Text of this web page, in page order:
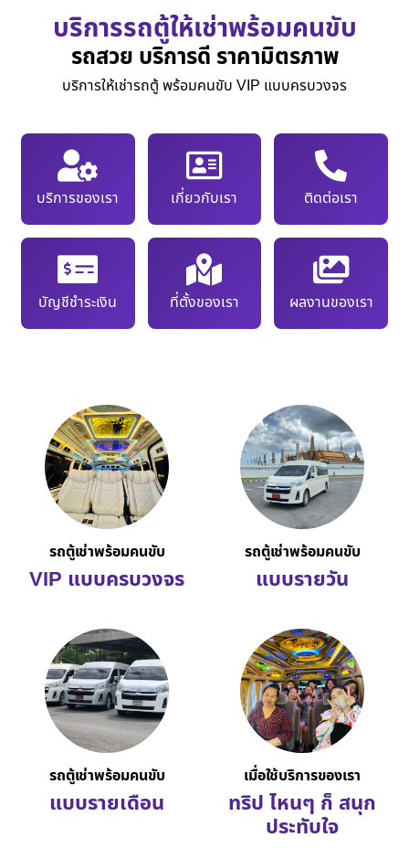
บริการรถตู้ให้เช่าพร้อมคนขับ
รถสวย บริการดี ราคามิตรภาพ
บริการให้เช่ารถตู้ พร้อมคนขับ VIP แบบครบวงจร
บริการของเรา เกี่ยวกับเรา ติดต่อเรา
บัญชีชำระเงิน ที่ตั้งของเรา ผลงานของเรา
รถตู้เช่าพร้อมคนขับ
VIP แบบครบวงจร
รถตู้เช่าพร้อมคนขับ
แบบรายวัน
รถตู้เช่าพร้อมคนขับ
แบบรายเดือน
เมื่อใช้บริการของเรา
ทริป ไหนๆ ก็ สนุก
ประทับใจ